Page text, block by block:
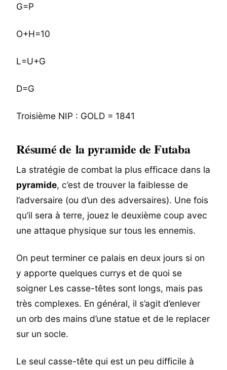
G=P
O+H=10
L=U+G
D=G
Troisième NIP : GOLD = 1841
Résumé de la pyramide de Futaba
La stratégie de combat la plus efficace dans la
pyramide, c’est de trouver la faiblesse de
l’adversaire (ou d’un des adversaires). Une fois
qu’il sera à terre, jouez le deuxième coup avec
une attaque physique sur tous les ennemis.
On peut terminer ce palais en deux jours si on
y apporte quelques currys et de quoi se
soigner Les casse-têtes sont longs, mais pas
très complexes. En général, il s’agit d’enlever
un orb des mains d’une statue et de le replacer
sur un socle.
Le seul casse-tête qui est un peu difficile à